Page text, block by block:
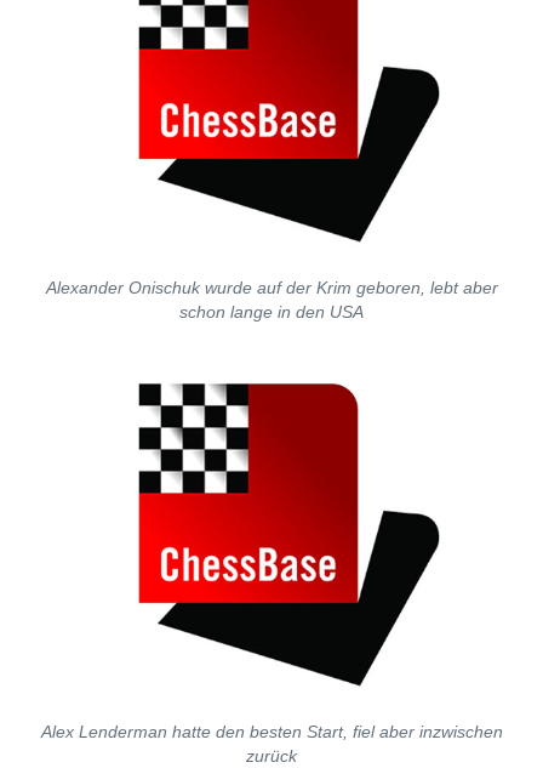
Alexander Onischuk wurde auf der Krim geboren, lebt aber
schon lange in den USA
Alex Lenderman hatte den besten Start, fiel aber inzwischen
zurück